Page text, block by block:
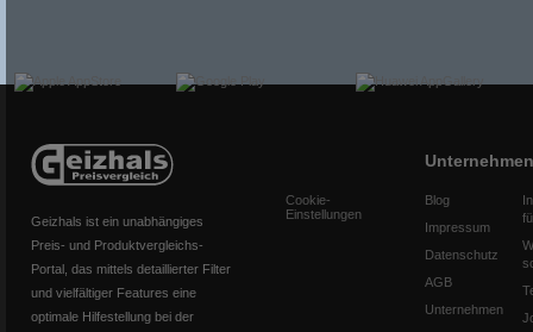
Geizhals ist ein unabhängiges
Preis- und Produktvergleichs-
Portal, das mittels detaillierter Filter
und vielfältiger Features eine
optimale Hilfestellung bei der
Cookie-
Einstellungen
Unternehmen
Blog
Impressum
Datenschutz
AGB
Unternehmen